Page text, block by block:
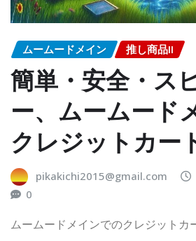
ムームードメイン 推し商品II
簡単・安全・ス
ー、ムームード
クレジットカー
pikakichi2015@gmail.com
0
ムームードメインでのクレジットカ